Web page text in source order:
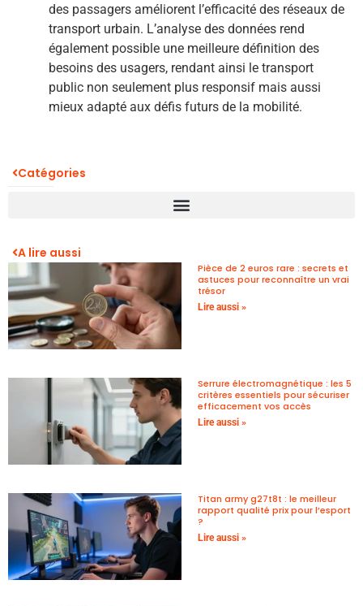
des passagers améliorent l’efficacité des réseaux de
transport urbain. L’analyse des données rend
également possible une meilleure définition des
besoins des usagers, rendant ainsi le transport
public non seulement plus responsif mais aussi
mieux adapté aux défis futurs de la mobilité.
Catégories
A lire aussi
Pièce de 2 euros rare : secrets et
astuces pour reconnaître un vrai
trésor
Lire aussi »
Serrure électromagnétique : les 5
critères essentiels pour sécuriser
efficacement vos accès
Lire aussi »
Titan army g27t8t : le meilleur
rapport qualité prix pour l’esport
?
Lire aussi »